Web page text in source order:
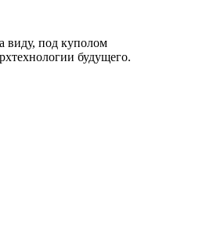
виду, под куполом
будущего.